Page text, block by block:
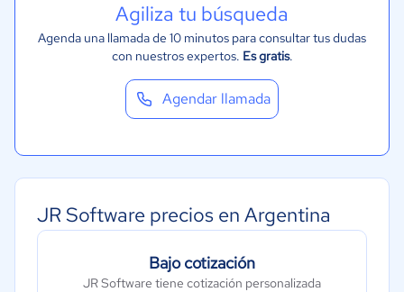
Agiliza tu búsqueda
Agenda una llamada de 10 minutos para consultar tus dudas
con nuestros expertos. Es gratis.
Agendar llamada
JR Software precios en Argentina
Bajo cotización
JR Software tiene cotización personalizada